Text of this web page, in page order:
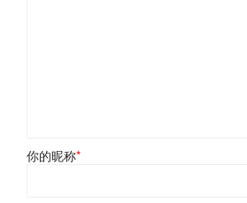
你的昵称*